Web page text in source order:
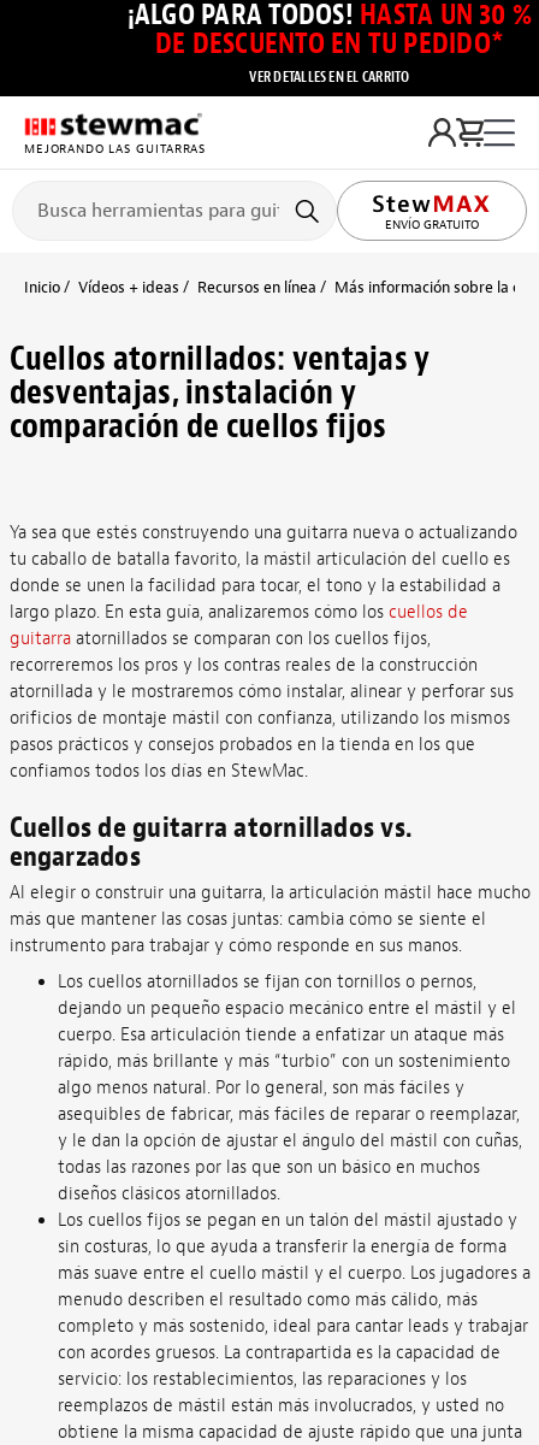
¡ALGO PARA TODOS! HASTA UN 30 %
DE DESCUENTO EN TU PEDIDO*
VER DETALLES EN EL CARRITO
MEJORANDO LAS GUITARRAS
ENVÍO GRATUITO
Inicio Vídeos + ideas Recursos en línea Más información sobre la
Cuellos atornillados: ventajas y
desventajas, instalación y
comparación de cuellos fijos
Ya sea que estés construyendo una guitarra nueva o actualizando
tu caballo de batalla favorito, la mástil articulación del cuello es
donde se unen la facilidad para tocar, el tono y la estabilidad a
largo plazo. En esta guía, analizaremos cómo los cuellos de
guitarraatornillados se comparan con los cuellos fijos,
recorreremos los pros y los contras reales de la construcción
atornillada y le mostraremos cómo instalar, alinear y perforar sus
orificios de montaje mástil con confianza, utilizando los mismos
pasos prácticos y consejos probados en la tienda en los que
confiamos todos los días en StewMac.
Cuellos de guitarra atornillados vs.
engarzados
Al elegir o construir una guitarra, la articulación mástil hace mucho
más que mantener las cosas juntas: cambia cómo se siente el
instrumento para trabajar y cómo responde en sus manos.
Los cuellos atornillados se fijan con tornillos o pernos,
dejando un pequeño espacio mecánico entre el mástil y el
cuerpo. Esa articulación tiende a enfatizar un ataque más
rápido, más brillante y más “turbio” con un sostenimiento
algo menos natural. Por lo general, son más fáciles y
asequibles de fabricar, más fáciles de reparar o reemplazar,
y le dan la opción de ajustar el ángulo del mástil con cuñas,
todas las razones por las que son un básico en muchos
diseños clásicos atornillados.
Los cuellos fijos se pegan en un talón del mástil ajustado y
sin costuras, lo que ayuda a transferir la energía de forma
más suave entre el cuello mástil y el cuerpo. Los jugadores a
menudo describen el resultado como más cálido, más
completo y más sostenido, ideal para cantar leads y trabajar
con acordes gruesos. La contrapartida es la capacidad de
servicio: los restablecimientos, las reparaciones y los
reemplazos de mástil están más involucrados, y usted no
obtiene la misma capacidad de ajuste rápido que una junta